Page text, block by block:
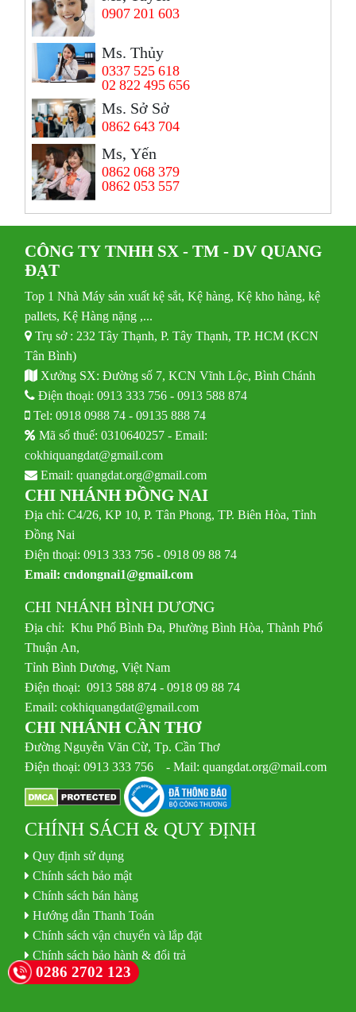
0907 201 603
Ms. Thủy
0337 525 618
02 822 495 656
Ms. Sở Sở
0862 643 704
Ms, Yến
0862 068 379
0862 053 557
CÔNG TY TNHH SX - TM - DV QUANG
ĐẠT
Top 1 Nhà Máy sản xuất kệ sắt, Kệ hàng, Kệ kho hàng, kệ
pallets, Kệ Hàng nặng ,...
Trụ sở : 232 Tây Thạnh, P. Tây Thạnh, TP. HCM (KCN
Tân Bình)
Xưởng SX: Đường số 7, KCN Vĩnh Lộc, Bình Chánh
Điện thoại:0913 333 756 -0913 588 874
Tel:0918 0988 74 -09135 888 74
Mã số thuế: 0310640257 - Email:
cokhiquangdat@gmail.com
Email:quangdat.org@gmail.com
CHI NHÁNH ĐỒNG NAI
Địa chỉ: C4/26, KP 10, P. Tân Phong, TP. Biên Hòa, Tỉnh
Đồng Nai
Điện thoại: 0913 333 756 - 0918 09 88 74
Email:cndongnai1@gmail.com
CHI NHÁNH BÌNH DƯƠNG
Địa chỉ: Khu Phố Bình Đa, Phường Bình Hòa, Thành Phố
Thuận An,
Tỉnh Bình Dương, Việt Nam
Điện thoại: 0913 588 874 - 0918 09 88 74
Email:cokhiquangdat@gmail.com
CHI NHÁNH CẦN THƠ
Đường Nguyễn Văn Cừ, Tp. Cần Thơ
Điện thoại: 0913 333 756 - Mail: quangdat.org@mail.com
CHÍNH SÁCH & QUY ĐỊNH
Quy định sử dụng
Chính sách bảo mật
Chính sách bán hàng
Hướng dẫn Thanh Toán
Chính sách vận chuyển và lắp đặt
Chính sách bảo hành & đổi trả
0286 2702 123